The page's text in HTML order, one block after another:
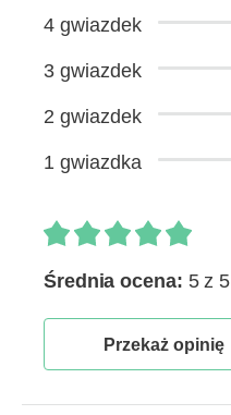
4 gwiazdek
3 gwiazdek
2 gwiazdek
1 gwiazdka
Średnia ocena: 5 z 5
Przekaż opinię